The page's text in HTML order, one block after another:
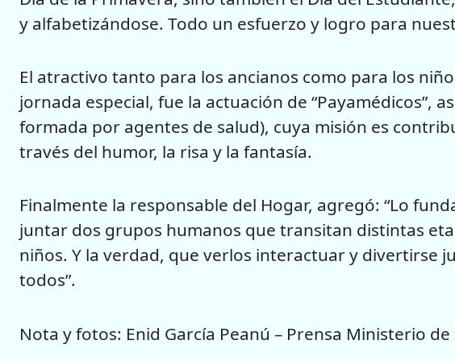
y alfabetizándose. Todo un esfuerzo y logro para
El atractivo tanto para los ancianos como para los
jornada especial, fue la actuación de “Payamédicos”,
formada por agentes de salud), cuya misión es
través del humor, la risa y la fantasía.
Finalmente la responsable del Hogar, agregó: “Lo
juntar dos grupos humanos que transitan distintas
niños. Y la verdad, que verlos interactuar y divertirse
todos”.
Nota y fotos: Enid García Peanú – Prensa Ministerio